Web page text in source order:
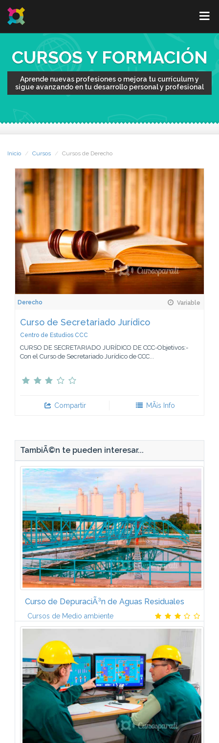
CURSOS Y FORMACIÓN
Aprende nuevas profesiones o mejora tu currículum y
sigue avanzando en tu desarrollo personal y profesional
Inicio Cursos Cursos de Derecho
Derecho Variable
Curso de Secretariado Jurídico
Centro de Estudios CCC
CURSO DE SECRETARIADO JURÍDICO DE CCC-Objetivos:-
Con el Curso de Secretariado Jurídico de CCC...
Compartir MÃ¡s Info
TambiÃ©n te pueden interesar...
Curso de DepuraciÃ³n de Aguas Residuales
Cursos de Medio ambiente
1. INTRODUCCIÃN A LA DEPURACIÃN DE LAS AGUAS
RESIDUALES URBANAS. ClasificaciÃ³n de las aguas
residuales: Urbanas - Industriales. CaracterÃ­sticas de
las aguas residuales urbanas...